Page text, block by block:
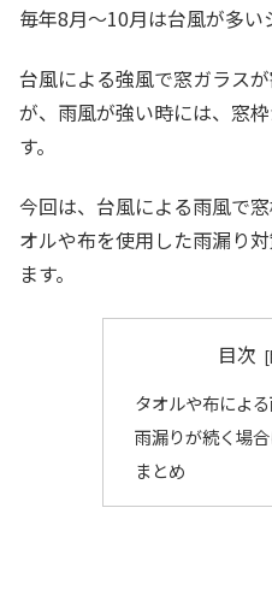
毎年8月～10月は台風が多い
台風による強風で窓ガラス
が、雨風が強い時には、窓
す。
今回は、台風による雨風で
オルや布を使用した雨漏り
ます。
目次
タオルや布によ
雨漏りが続く場
まとめ